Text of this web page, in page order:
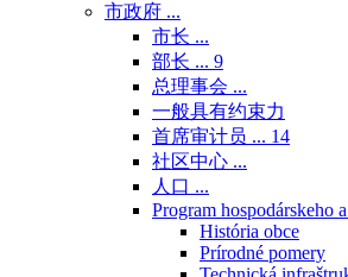
市政府 ...
市长 ...
部长 ... 9
总理事会 ...
一般具有约束力
首席审计员 ... 14
社区中心 ...
人口 ...
Program hospodárskeho
História obce
Prírodné pomery